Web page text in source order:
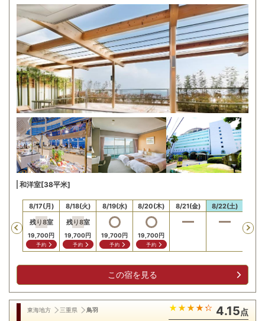
和洋室[38平米]
Previous
8/17(月)
残り8室
19,700円
予約
8/18(火)
残り8室
19,700円
予約
8/19(水)
19,700円
予約
8/20(木)
19,700円
予約
8/21(金) 8/22(土)
この宿を見る
東海地方 三重県 鳥羽 4.15点